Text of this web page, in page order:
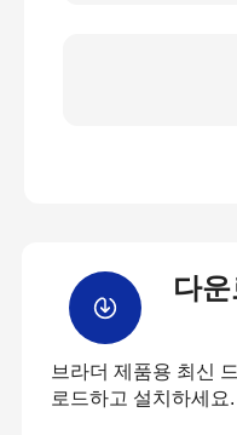
다
브라더 제품용 최신
로드하고 설치하세요.